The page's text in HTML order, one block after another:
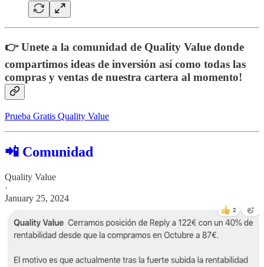
👉 Unete a la comunidad de Quality Value donde
compartimos ideas de inversión así como todas las
compras y ventas de nuestra cartera al momento!
Prueba Gratis Quality Value
📲 Comunidad
Quality Value
·
January 25, 2024